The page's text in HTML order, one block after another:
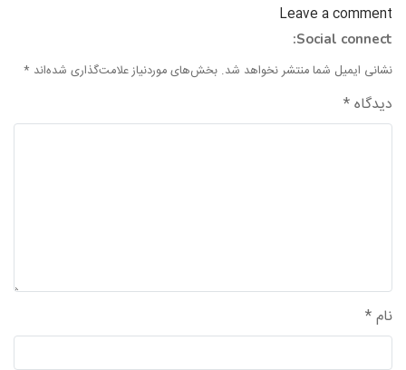
Leave a comment
Social connect:
نشانی ایمیل شما منتشر نخواهد شد. بخش‌های موردنیاز علامت‌گذاری شده‌اند *
دیدگاه*
نام*